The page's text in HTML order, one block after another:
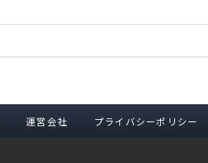
運営会社 プライバシーポリシー